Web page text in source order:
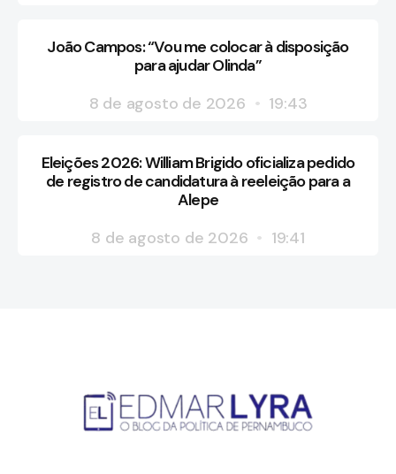
João Campos: “Vou me colocar à disposição
para ajudar Olinda”
8 de agosto de 2026
19:43
Eleições 2026: William Brigido oficializa pedido
de registro de candidatura à reeleição para a
Alepe
8 de agosto de 2026
19:41